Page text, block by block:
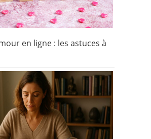
en ligne : les astuces à